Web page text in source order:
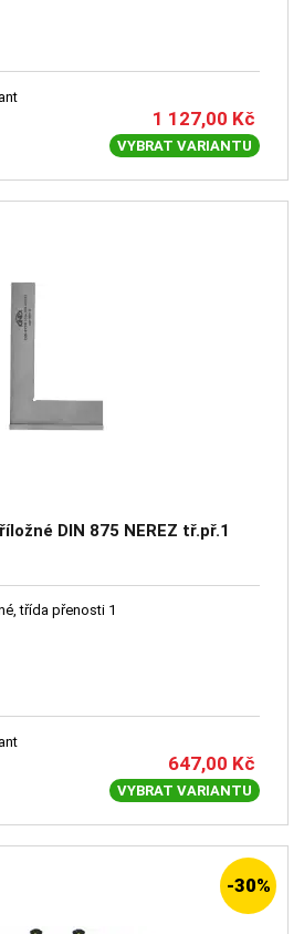
1 127,00 Kč
VYBRAT VARIANTU
DIN 875 NEREZ tř.př.1
třída přenosti 1
647,00 Kč
VYBRAT VARIANTU
-30%